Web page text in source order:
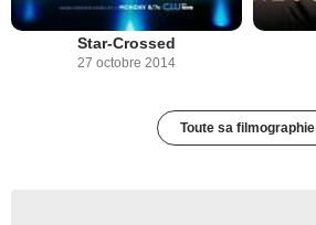
Star-Crossed
27 octobre 2014
Toute sa filmographie